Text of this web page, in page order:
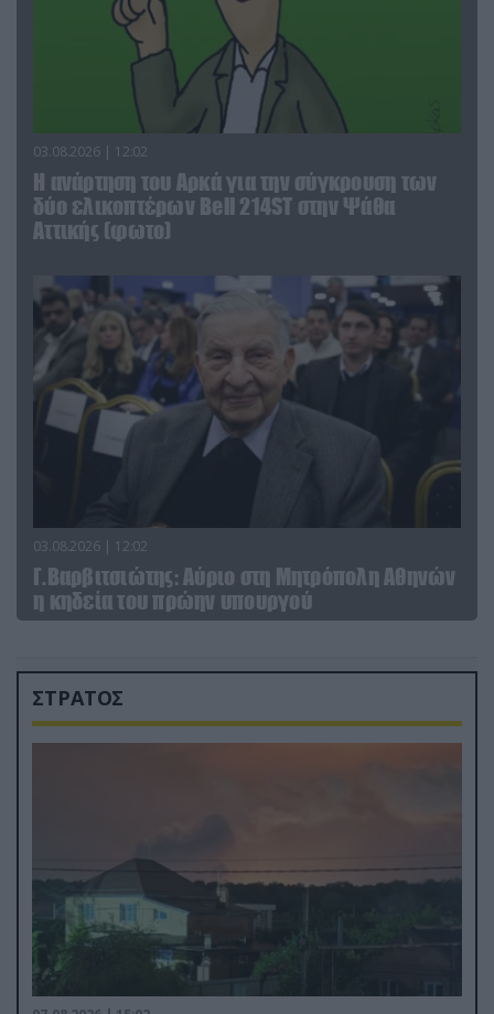
03.08.2026 | 12:02
Η ανάρτηση του Αρκά για την σύγκρουση των
δύο ελικοπτέρων Bell 214ST στην Ψάθα
Αττικής (φωτο)
03.08.2026 | 12:02
Γ.Βαρβιτσιώτης: Aύριο στη Μητρόπολη Αθηνών
η κηδεία του πρώην υπουργού
ΣΤΡΑΤΟΣ